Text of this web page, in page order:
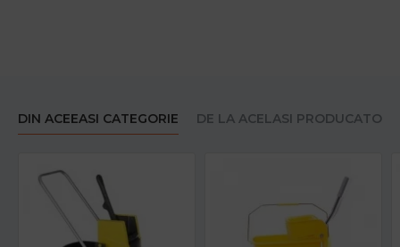
DIN ACEEASI CATEGORIE DE LA ACELASI PRODUCATOR